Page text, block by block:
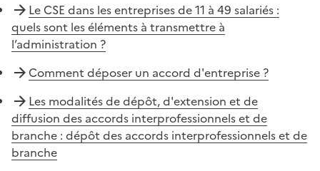
Le CSE dans les entreprises de 11 à 49 salariés :
quels sont les éléments à transmettre à
l’administration ?
Comment déposer un accord d'entreprise ?
Les modalités de dépôt, d'extension et de
diffusion des accords interprofessionnels et de
branche : dépôt des accords interprofessionnels et de
branche